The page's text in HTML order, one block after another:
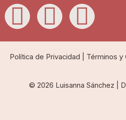
L
i
n
k
I
n
s
t
Y
o
u
t
Política de Privacidad Términos y
© 2026 Luisanna Sánchez |